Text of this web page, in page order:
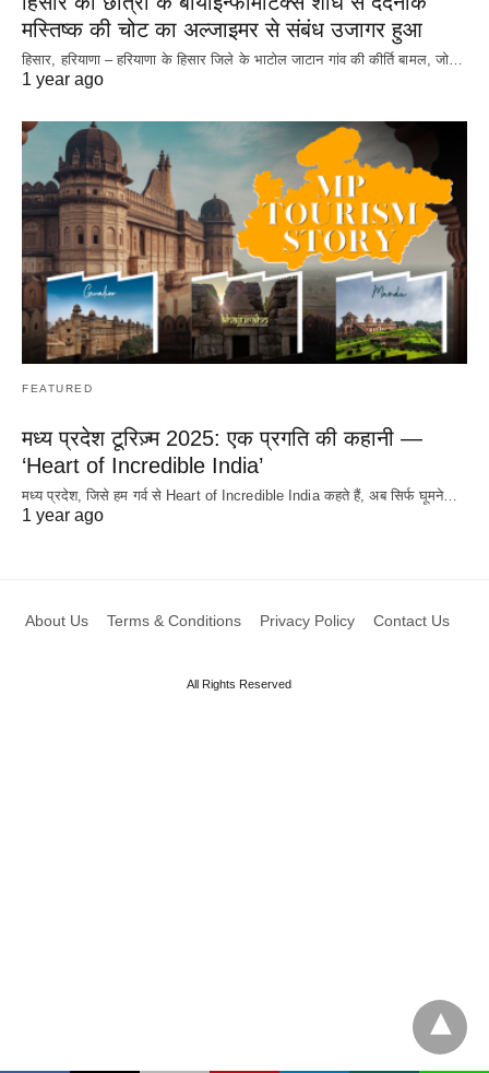
मस्तिष्क की चोट का अल्जाइमर से संबंध उजागर हुआ
हिसार, हरियाणा – हरियाणा के हिसार जिले के भाटोल जाटान गांव की कीर्ति बामल, जो…
1 year ago
FEATURED
मध्य प्रदेश टूरिज़्म 2025: एक प्रगति की कहानी —
‘Heart of Incredible India’
मध्य प्रदेश, जिसे हम गर्व से Heart of Incredible India कहते हैं, अब सिर्फ घूमने…
1 year ago
About Us Terms & Conditions Privacy Policy Contact Us
All Rights Reserved